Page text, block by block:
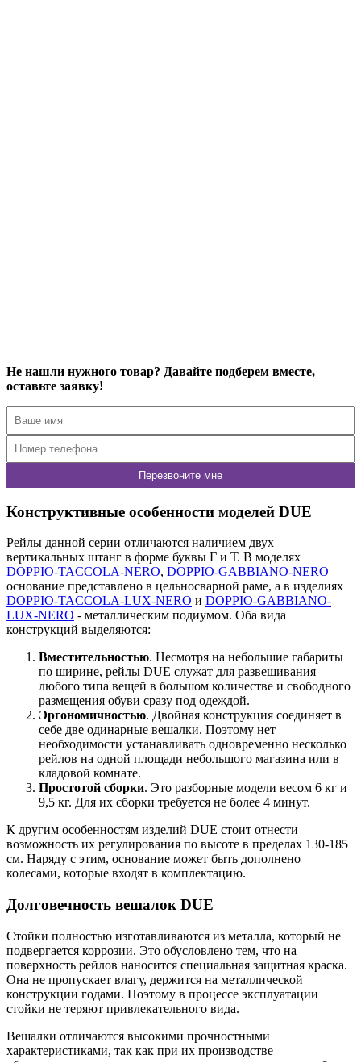
Не нашли нужного товар? Давайте подберем вместе,
оставьте заявку!
Конструктивные особенности моделей DUE
Рейлы данной серии отличаются наличием двух
вертикальных штанг в форме буквы Г и Т. В моделях
DOPPIO-TACCOLA-NERO, DOPPIO-GABBIANO-NERO
основание представлено в цельносварной раме, а в изделиях
DOPPIO-TACCOLA-LUX-NERO и DOPPIO-GABBIANO-
LUX-NERO - металлическим подиумом. Оба вида
конструкций выделяются:
Вместительностью. Несмотря на небольшие габариты
по ширине, рейлы DUE служат для развешивания
любого типа вещей в большом количестве и свободного
размещения обуви сразу под одеждой.
Эргономичностью. Двойная конструкция соединяет в
себе две одинарные вешалки. Поэтому нет
необходимости устанавливать одновременно несколько
рейлов на одной площади небольшого магазина или в
кладовой комнате.
Простотой сборки. Это разборные модели весом 6 кг и
9,5 кг. Для их сборки требуется не более 4 минут.
К другим особенностям изделий DUE стоит отнести
возможность их регулирования по высоте в пределах 130-185
см. Наряду с этим, основание может быть дополнено
колесами, которые входят в комплектацию.
Долговечность вешалок DUE
Стойки полностью изготавливаются из металла, который не
подвергается коррозии. Это обусловлено тем, что на
поверхность рейлов наносится специальная защитная краска.
Она не пропускает влагу, держится на металлической
конструкции годами. Поэтому в процессе эксплуатации
стойки не теряют привлекательного вида.
Вешалки отличаются высокими прочностными
характеристиками, так как при их производстве